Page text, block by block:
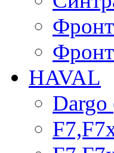
HAVAL
Dargo